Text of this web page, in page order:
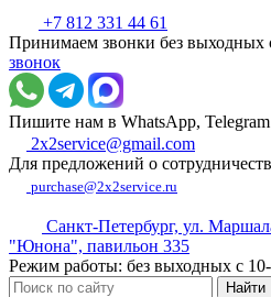
+7 812 331 44 61
Принимаем звонки без выходных
звонок
Пишите нам в WhatsApp, Telegram
2x2service@gmail.com
Для предложений о
purchase@2x2service.ru
Санкт-Петербург, ул.
"Юнона", павильон 335
Режим работы: без выходных с